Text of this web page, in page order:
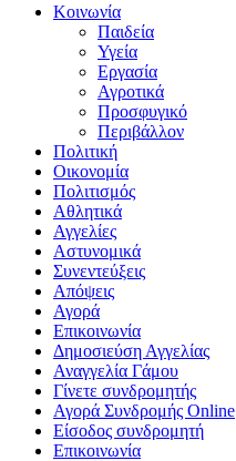
Κοινωνία
Παιδεία
Υγεία
Εργασία
Αγροτικά
Προσφυγικό
Περιβάλλον
Πολιτική
Οικονομία
Πολιτισμός
Αθλητικά
Αγγελίες
Αστυνομικά
Συνεντεύξεις
Απόψεις
Αγορά
Επικοινωνία
Δημοσιεύση Αγγελίας
Αναγγελία Γάμου
Γίνετε συνδρομητής
Αγορά Συνδρομής Online
Είσοδος συνδρομητή
Επικοινωνία